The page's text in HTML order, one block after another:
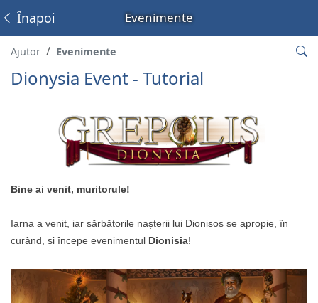
Evenimente
Înapoi
Ajutor Evenimente
Dionysia Event - Tutorial
Bine ai venit, muritorule!
Iarna a venit, iar sărbătorile nașterii lui Dionisos se apropie, în
curând, și începe evenimentul Dionisia!